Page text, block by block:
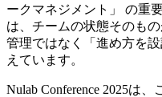
ークマネジメント」 の重
は、チームの状態そのも
管理ではなく「進め方を
えています。
Nulab Conference 2025は